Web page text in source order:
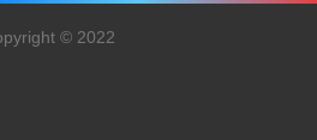
© 2022